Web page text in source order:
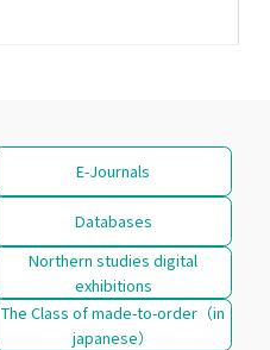
E-Journals
Databases
Northern studies digital
exhibitions
The Class of made-to-order（in
japanese）